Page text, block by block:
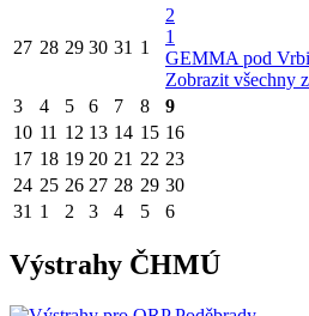
27 28 29 30 31 1
2
1
GEMMA pod
Zobrazit všechny
3
4 5 6 7 8
9
10 11 12 13 14 15 16
17 18 19 20 21 22 23
24 25 26 27 28 29 30
31 1 2 3 4 5 6
Výstrahy ČHMÚ